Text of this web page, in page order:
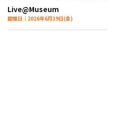
Live@Museum
開催日｜2026年6月19日(金)